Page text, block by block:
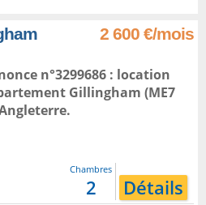
2 600 €/mois
n°3299686 : location
Gillingham (ME7
.
Chambres
2 Détails